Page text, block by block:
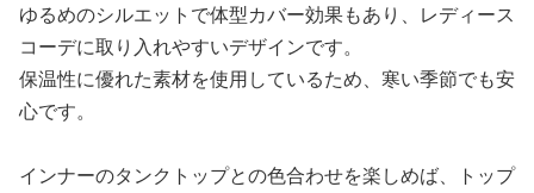
ゆるめのシルエットで体型カバー効果もあり、レディース
コーデに取り入れやすいデザインです。
保温性に優れた素材を使用しているため、寒い季節でも安
心です。
インナーのタンクトップとの色合わせを楽しめば、トップ